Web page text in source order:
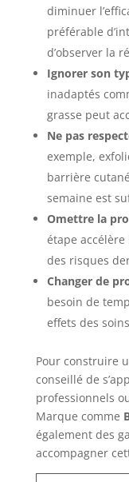
diminuer
préférable
d’observer la
Ignorer son
inadaptés
grasse peut
Ne pas
exemple,
barrière
semaine est
Omettre la
étape
des risques
Changer de
besoin de
effets des
Pour construire
conseillé de
professionnels
Marque comme
également des
accompagner